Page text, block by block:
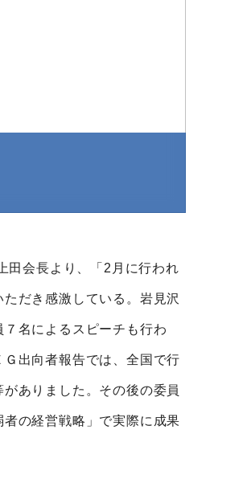
田会長より、「2月に行われ
だき感激している。岩見沢
名によるスピーチも行わ
出向者報告では、全国で行
ありました。その後の委員
の経営戦略」で実際に成果